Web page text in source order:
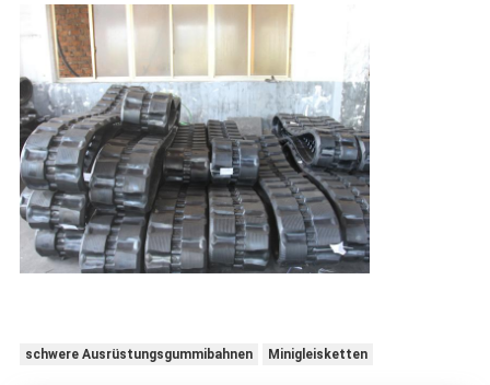
schwere Ausrüstungsgummibahnen Minigleisketten